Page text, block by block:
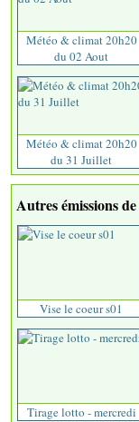
Météo & climat 20h20
du 02 Aout
Météo & climat 20h20
du 31 Juillet
Autres émissions de
Vise le coeur s01
Tirage lotto - mercredi